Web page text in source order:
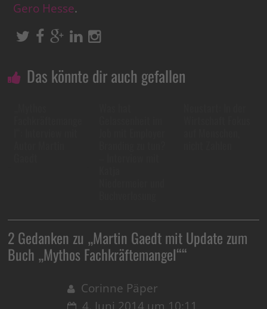
Gero Hesse.
Das könnte dir auch gefallen
2 Gedanken zu „Martin Gaedt mit Update zum
Buch „Mythos Fachkräftemangel““
Corinne Päper